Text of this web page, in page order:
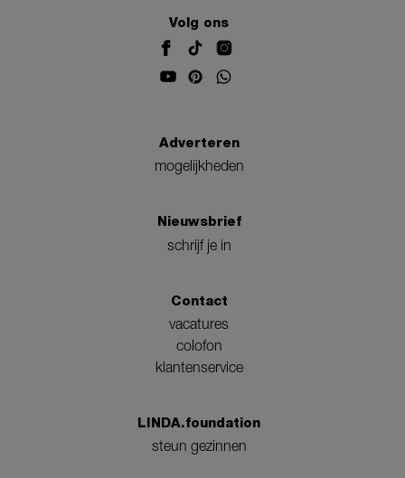
Volg ons
Adverteren
mogelijkheden
Nieuwsbrief
schrijf je in
Contact
vacatures
colofon
klantenservice
LINDA.foundation
steun gezinnen